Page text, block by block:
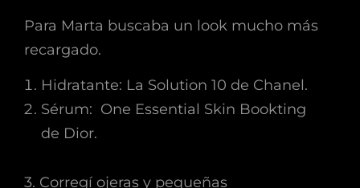
Para Marta buscaba un look mucho más
recargado.
Hidratante: La Solution 10 de Chanel.
Sérum: One Essential Skin Bookting
de Dior.
3. Corregí ojeras y pequeñas